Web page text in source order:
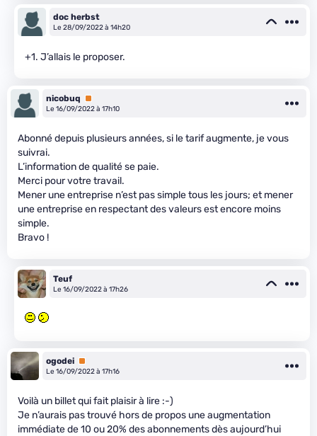
doc herbst
Le 28/09/2022 à 14h20
+1. J’allais le proposer.
nicobuq
Premium
Le 16/09/2022 à 17h10
Abonné depuis plusieurs années, si le tarif augmente, je vous
suivrai.
L’information de qualité se paie.
Merci pour votre travail.
Mener une entreprise n’est pas simple tous les jours; et mener
une entreprise en respectant des valeurs est encore moins
simple.
Bravo !
Teuf
Le 16/09/2022 à 17h26
ogodei Premium
Le 16/09/2022 à 17h16
Voilà un billet qui fait plaisir à lire :-)
Je n’aurais pas trouvé hors de propos une augmentation
immédiate de 10 ou 20% des abonnements dès aujourd’hui